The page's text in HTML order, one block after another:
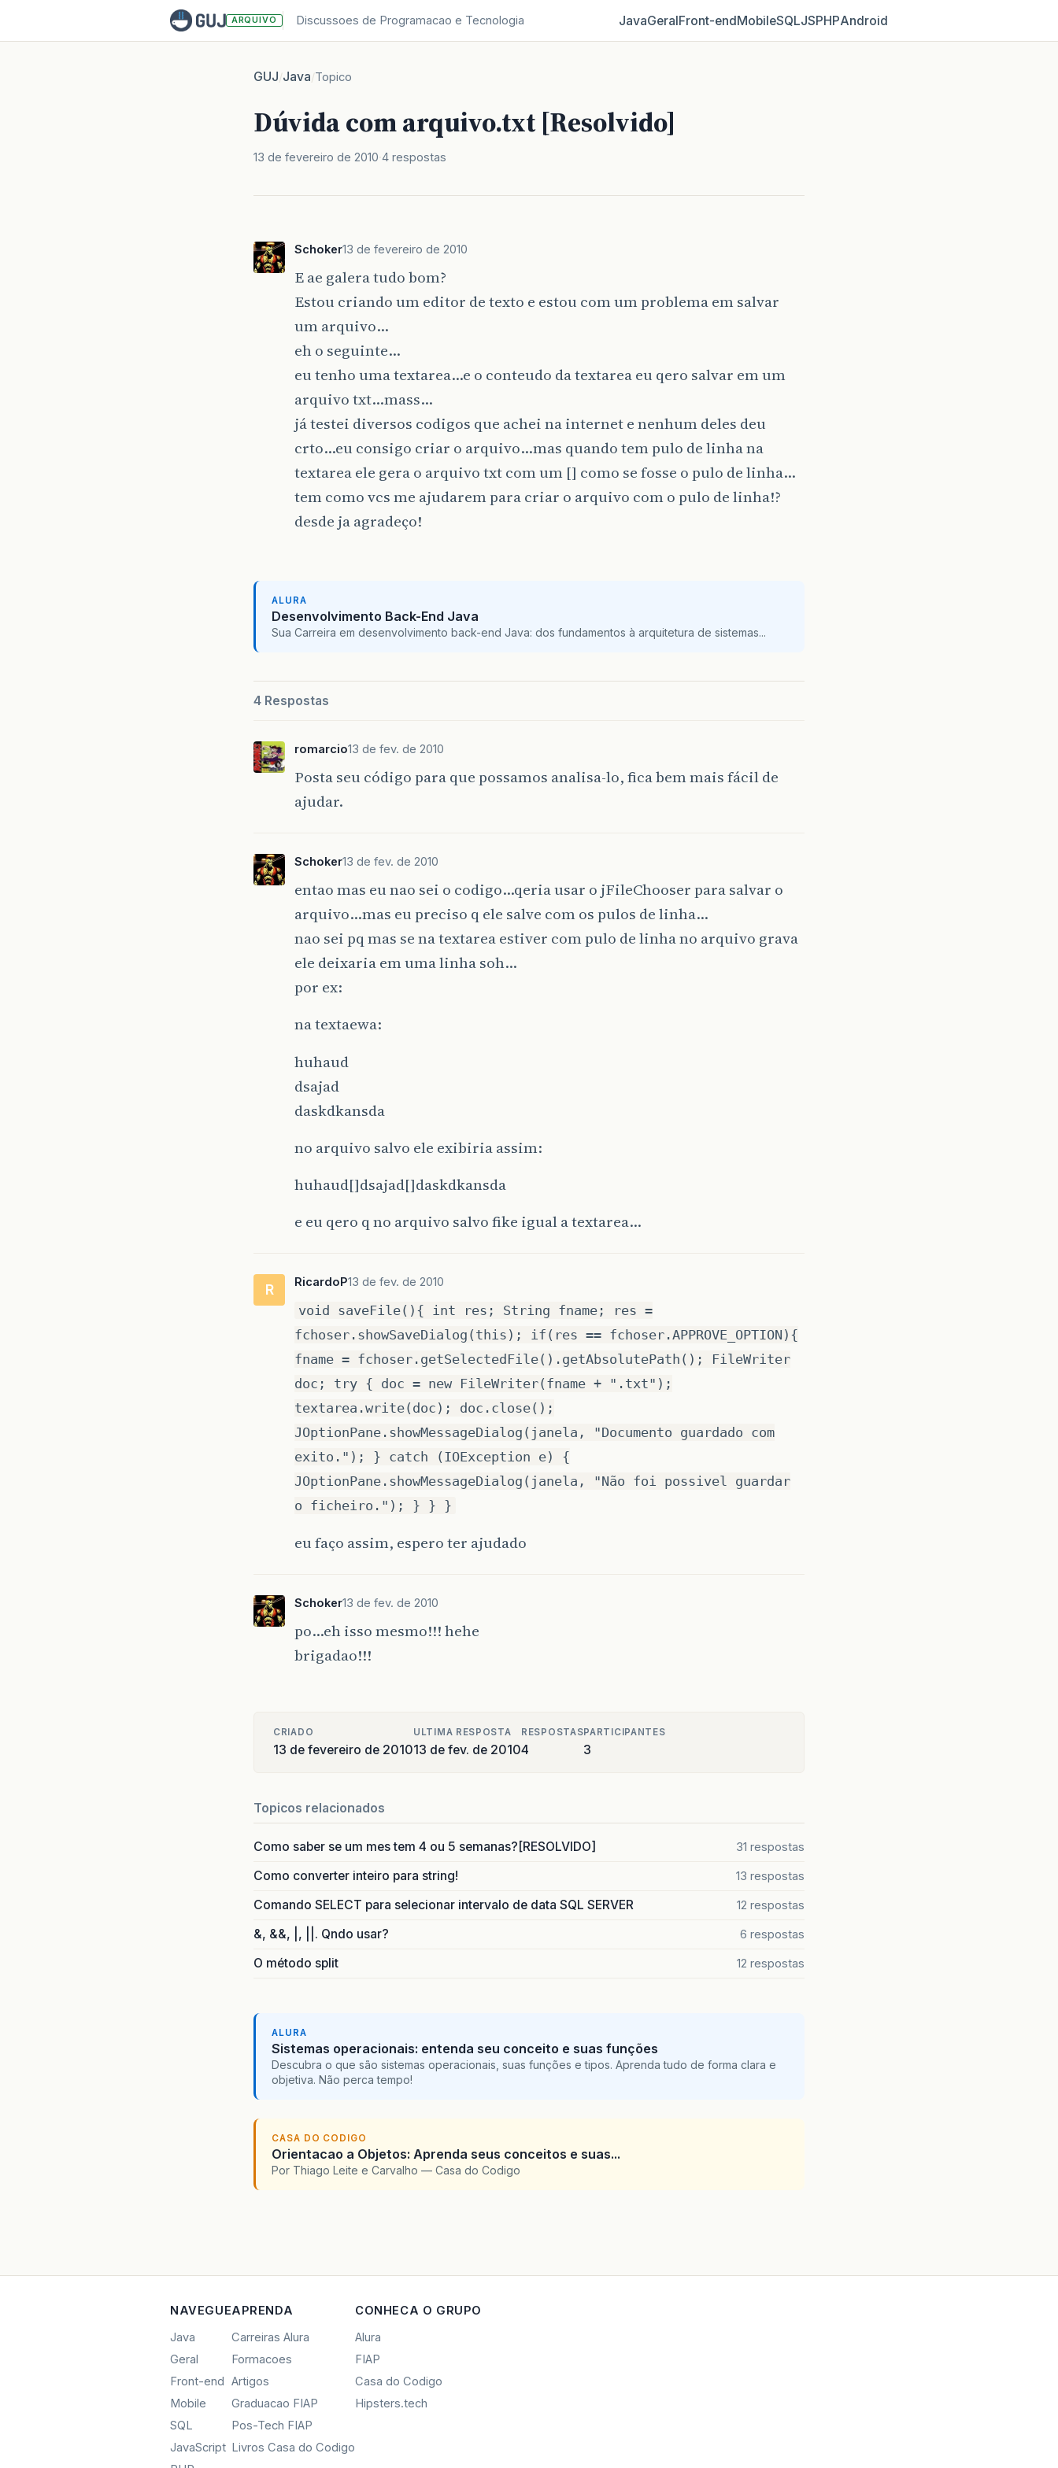
ARQUIVO Discussoes de Programacao e Tecnologia JavaGeralFront‑endMobileSQLJSPHPAndroid
GUJ/Java/Topico
Dúvida com arquivo.txt [Resolvido]
13 de fevereiro de 2010 4 respostas
Schoker13 de fevereiro de 2010
E ae galera tudo bom?
Estou criando um editor de texto e estou com um problema em salvar
um arquivo…
eh o seguinte…
eu tenho uma textarea…e o conteudo da textarea eu qero salvar em um
arquivo txt…mass…
já testei diversos codigos que achei na internet e nenhum deles deu
crto…eu consigo criar o arquivo…mas quando tem pulo de linha na
textarea ele gera o arquivo txt com um [] como se fosse o pulo de linha…
tem como vcs me ajudarem para criar o arquivo com o pulo de linha!?
desde ja agradeço!
ALURA
Desenvolvimento Back-End Java
Sua Carreira em desenvolvimento back-end Java: dos fundamentos à arquitetura de sistemas...
4 Respostas
romarcio13 de fev. de 2010
Posta seu código para que possamos analisa-lo, fica bem mais fácil de
ajudar.
Schoker13 de fev. de 2010
entao mas eu nao sei o codigo…qeria usar o jFileChooser para salvar o
arquivo…mas eu preciso q ele salve com os pulos de linha…
nao sei pq mas se na textarea estiver com pulo de linha no arquivo grava
ele deixaria em uma linha soh…
por ex:
na textaewa:
huhaud
dsajad
daskdkansda
no arquivo salvo ele exibiria assim:
huhaud[]dsajad[]daskdkansda
e eu qero q no arquivo salvo fike igual a textarea…
R RicardoP13 de fev. de 2010
void saveFile(){ int res; String fname; res =
fchoser.showSaveDialog(this); if(res == fchoser.APPROVE_OPTION){
fname = fchoser.getSelectedFile().getAbsolutePath(); FileWriter
doc; try { doc = new FileWriter(fname + ".txt");
textarea.write(doc); doc.close();
JOptionPane.showMessageDialog(janela, "Documento guardado com
exito."); } catch (IOException e) {
JOptionPane.showMessageDialog(janela, "Não foi possivel guardar
o ficheiro."); } } }
eu faço assim, espero ter ajudado
Schoker13 de fev. de 2010
po…eh isso mesmo!!! hehe
brigadao!!!
CRIADO
13 de fevereiro de 2010
ULTIMA RESPOSTA
13 de fev. de 2010
RESPOSTAS
4
PARTICIPANTES
3
Topicos relacionados
Como saber se um mes tem 4 ou 5 semanas?[RESOLVIDO] 31 respostas
Como converter inteiro para string! 13 respostas
Comando SELECT para selecionar intervalo de data SQL SERVER 12 respostas
&, &&, |, ||. Qndo usar? 6 respostas
O método split 12 respostas
ALURA
Sistemas operacionais: entenda seu conceito e suas funções
Descubra o que são sistemas operacionais, suas funções e tipos. Aprenda tudo de forma clara e
objetiva. Não perca tempo!
CASA DO CODIGO
Orientacao a Objetos: Aprenda seus conceitos e suas...
Por Thiago Leite e Carvalho — Casa do Codigo
NAVEGUE
Java
Geral
Front-end
Mobile
SQL
JavaScript
APRENDA
Carreiras Alura
Formacoes
Artigos
Graduacao FIAP
Pos-Tech FIAP
Livros Casa do Codigo
CONHECA O GRUPO
Alura
FIAP
Casa do Codigo
Hipsters.tech